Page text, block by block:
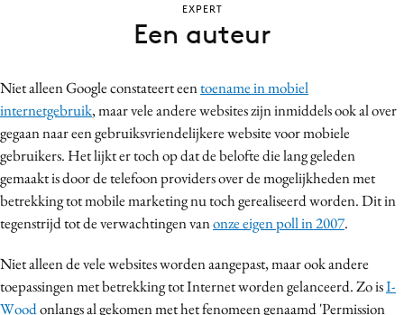
Contentmarketing
Customer Experience
Data & Insights
Design
Digital transformation
Diversiteit
Effectiviteit
Niet alleen Google constateert eentoename in mobiel
internetgebruik, maar vele andere websites zijn inmiddels ook al over
gegaan naar een gebruiksvriendelijkere website voor mobiele
gebruikers. Het lijkt er toch op dat de belofte die lang geleden
gemaakt is door de telefoon providers over de mogelijkheden met
betrekking tot mobile marketing nu toch gerealiseerd worden. Dit in
tegenstrijd tot de verwachtingen vanonze eigen poll in 2007.
Niet alleen de vele websites worden aangepast, maar ook andere
toepassingen met betrekking tot Internet worden gelanceerd. Zo isI-
Woodonlangs al gekomen met het fenomeen genaamd 'Permission
EXPERT
Een auteur